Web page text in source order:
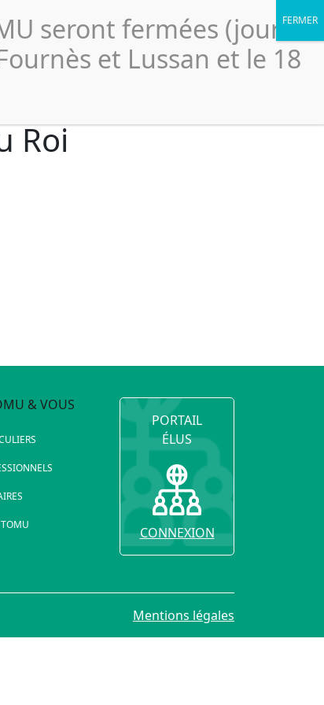
Ressources Scolaires
Le
SICTOMU
Roi
& VOUS
PORTAIL
ÉLUS
CONNEXION
Mentions légales
seront fermées (jour
et Lussan et le 18